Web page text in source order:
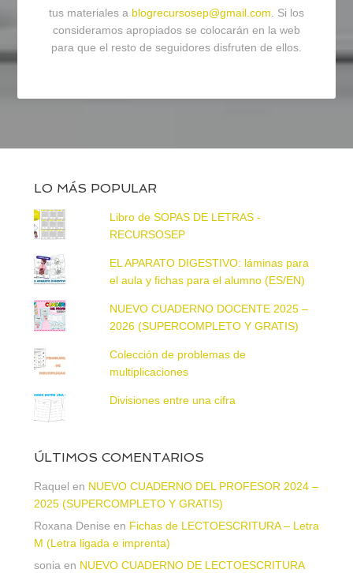
tus materiales a blogrecursosep@gmail.com. Si los
consideramos apropiados se colocarán en la web
para que el resto de seguidores disfruten de ellos.
LO MÁS POPULAR
Libro de SOPAS DE LETRAS -
RECURSOSEP
EL APARATO DIGESTIVO: láminas para
el aula y fichas para el alumno (ES/EN)
NUEVO CUADERNO DOCENTE 2025 –
2026 (SUPERCOMPLETO Y GRATIS)
Colección de problemas de
multiplicaciones
Divisiones entre una cifra
ÚLTIMOS COMENTARIOS
Raquel en NUEVO CUADERNO DEL PROFESOR 2024 –
2025 (SUPERCOMPLETO Y GRATIS)
Roxana Denise en Fichas de LECTOESCRITURA – Letra
M (Letra ligada e imprenta)
sonia en NUEVO CUADERNO DE LECTOESCRITURA